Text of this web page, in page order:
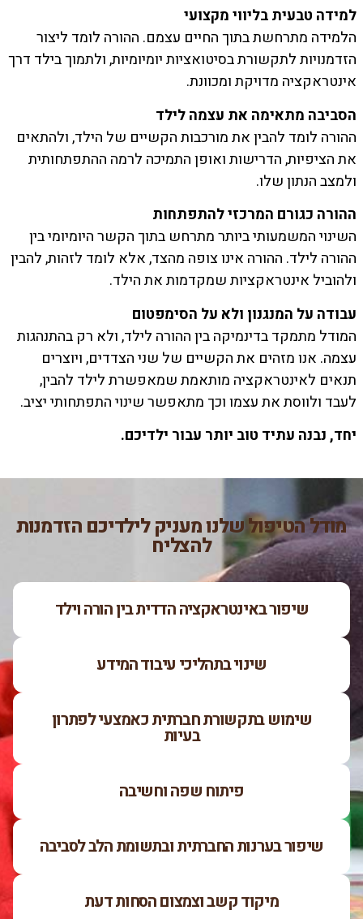
למידה טבעיתבליווימקצועי
הלמידה מתרחשת בתוך החיים עצמם. ההורה לומד ליצור
הזדמנויות לתקשורת בסיטואציות יומיומיות, ולתמוך בילד דרך
אינטראקציה מדויקת ומכוונת.
הסביבה מתאימה את עצמהלילד
ההורה לומד להבין את מורכבות הקשיים של הילד, ולהתאים
את הציפיות, הדרישות ואופן התמיכה לרמה ההתפתחותית
ולמצב הנתון שלו.
ההורה כגורם המרכזילהתפתחות
השינוי המשמעותי ביותר מתרחש בתוך הקשר היומיומי בין
ההורה לילד. ההורה אינו צופה מהצד, אלא לומד לזהות, להבין
ולהוביל אינטראקציות שמקדמות את הילד.
עבודה על המנגנון ולאעל הסימפטום
המודל מתמקד בדינמיקה בין ההורה לילד, ולא רק בהתנהגות
עצמה. אנו מזהים את הקשיים של שני הצדדים, ויוצרים
תנאים לאינטראקציה מותאמת שמאפשרת לילד להבין,
לעבד ולווסת את עצמו וכך מתאפשר שינוי התפתחותי יציב.
יחד, נבנה עתיד טוב יותר עבור ילדיכם.
מודל הטיפול שלנו מעניק לילדיכם הזדמנות
להצליח
שיפור באינטראקציה הדדית בין הורה וילד
שינוי בתהליכי עיבוד המידע
שימוש בתקשורת חברתית כאמצעי לפתרון
בעיות
פיתוח שפה וחשיבה
שיפור בערנות החברתית ובתשומת הלב לסביבה
מיקוד קשב וצמצום הסחות דעת